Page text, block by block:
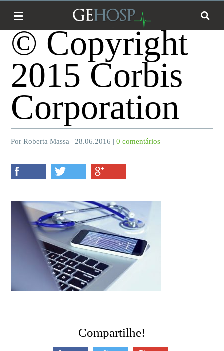
© Copyright
2015 Corbis
Corporation
Por Roberta Massa | 28.06.2016 |0 comentários
Compartilhe!